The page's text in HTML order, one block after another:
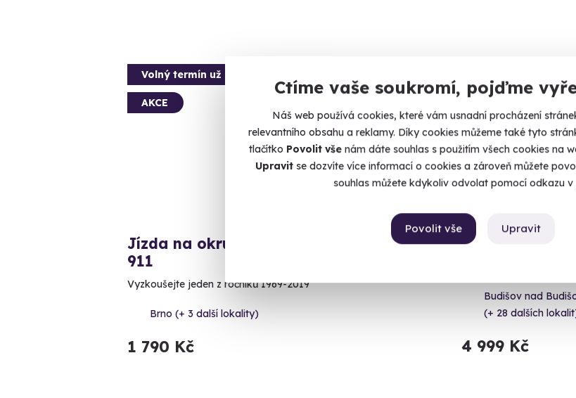
Ctíme vaše soukromí, pojďme
Náš web používá cookies, které vám usnadní procházení
relevantního obsahu a reklamy. Díky cookies můžeme také tyto
tlačítko Povolit vše nám dáte souhlas s použitím všech cookies na
Upravitse dozvíte více informací o cookies a zároveň můžete
souhlas můžete kdykoliv odvolat pomocí odkazu v
Upravit
Povolit vše
Volný termín už 31. 08. 2026
AKCE
Jízda na okruhu v 6 generacích Porsche
911
Vyzkoušejte jeden z ročníků 1969-2019
Brno (+ 3 další lokality)
1 790 Kč
Zážitková
Budišov nad
(+ 28 dalších
4 999 Kč